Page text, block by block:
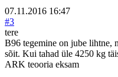
07.11.2016 16:47
#3
tere
B96 tegemine on jube lihtne,
sõit. Kui tahad üle 4250 kg
ARK teooria eksam